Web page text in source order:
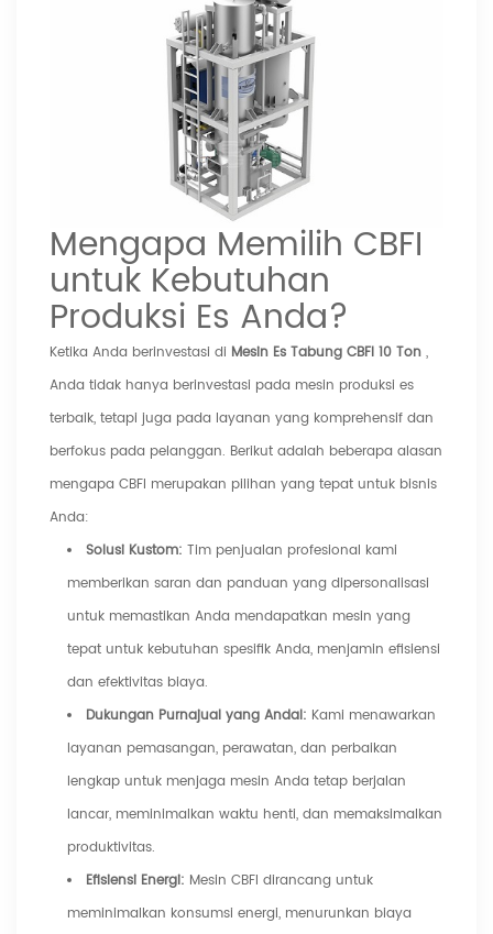
Mengapa Memilih CBFI
untuk Kebutuhan
Produksi Es Anda?
Ketika Anda berinvestasi di Mesin Es Tabung CBFI 10 Ton ,
Anda tidak hanya berinvestasi pada mesin produksi es
terbaik, tetapi juga pada layanan yang komprehensif dan
berfokus pada pelanggan. Berikut adalah beberapa alasan
mengapa CBFI merupakan pilihan yang tepat untuk bisnis
Anda:
Solusi Kustom: Tim penjualan profesional kami
memberikan saran dan panduan yang dipersonalisasi
untuk memastikan Anda mendapatkan mesin yang
tepat untuk kebutuhan spesifik Anda, menjamin efisiensi
dan efektivitas biaya.
Dukungan Purnajual yang Andal: Kami menawarkan
layanan pemasangan, perawatan, dan perbaikan
lengkap untuk menjaga mesin Anda tetap berjalan
lancar, meminimalkan waktu henti, dan memaksimalkan
produktivitas.
Efisiensi Energi: Mesin CBFI dirancang untuk
meminimalkan konsumsi energi, menurunkan biaya